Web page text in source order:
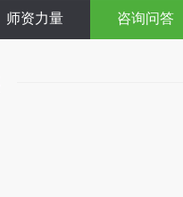
师资力量 咨询问答